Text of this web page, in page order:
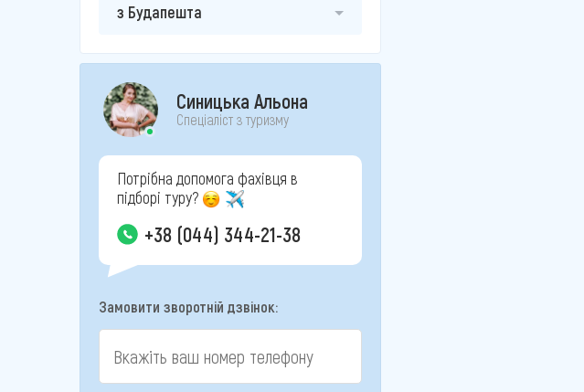
з Будапешта
Синицька Альона
Спеціаліст з туризму
Потрібна допомога фахівця в
підборі туру?
+38 (044) 344-21-38
Замовити зворотній дзвінок: